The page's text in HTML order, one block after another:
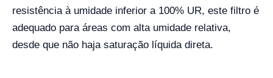
resistência à umidade inferior a 100% UR, este filtro é
adequado para áreas com alta umidade relativa,
desde que não haja saturação líquida direta.